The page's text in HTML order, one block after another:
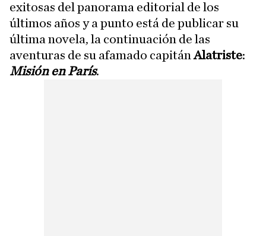
exitosas del panorama editorial de los
últimos años y a punto está de publicar su
última novela, la continuación de las
aventuras de su afamado capitánAlatriste:
Misión en París.